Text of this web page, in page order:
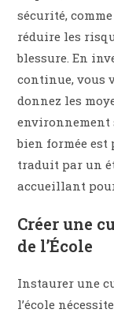
sécurité,
réduire les
blessure. En
continue, vous
donnez les
environnement
bien formée est
traduit par un
accueillant
Créer une
de l’École
Instaurer une
l’école